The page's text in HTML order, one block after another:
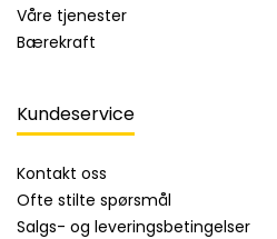
Våre tjenester
Bærekraft
Kundeservice
Kontakt oss
Ofte stilte spørsmål
Salgs- og leveringsbetingelser